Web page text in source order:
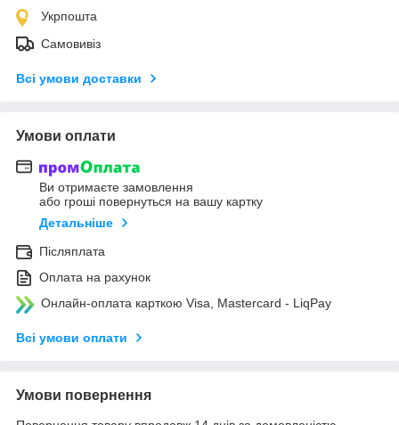
Укрпошта
Самовивіз
Всі умови доставки
Умови оплати
Ви отримаєте замовлення
або гроші повернуться на вашу картку
Детальніше
Післяплата
Оплата на рахунок
Онлайн-оплата карткою Visa, Mastercard - LiqPay
Всі умови оплати
Умови повернення